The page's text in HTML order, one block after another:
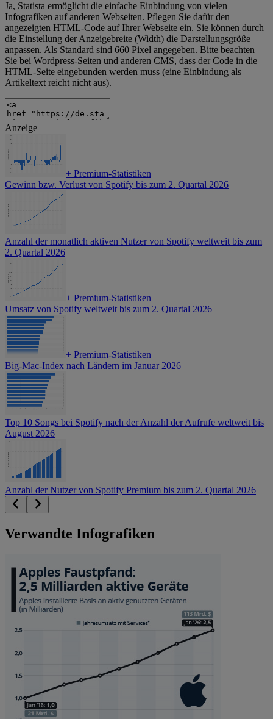
Ja, Statista ermöglicht die einfache Einbindung von vielen
Infografiken auf anderen Webseiten. Pflegen Sie dafür den
angezeigten HTML-Code auf Ihrer Webseite ein. Sie können durch
die Einstellung der Anzeigebreite (Width) die Darstellungsgröße
anpassen. Als Standard sind 660 Pixel angegeben. Bitte beachten
Sie bei Wordpress-Seiten und anderen CMS, dass der Code in die
HTML-Seite eingebunden werden muss (eine Einbindung als
Artikeltext reicht nicht aus).
Anzeige
+ Premium-Statistiken
Gewinn bzw. Verlust von Spotify bis zum 2. Quartal 2026
Anzahl der monatlich aktiven Nutzer von Spotify weltweit bis zum
2. Quartal 2026
+ Premium-Statistiken
Umsatz von Spotify weltweit bis zum 2. Quartal 2026
+ Premium-Statistiken
Big-Mac-Index nach Ländern im Januar 2026
Top 10 Songs bei Spotify nach der Anzahl der Aufrufe weltweit bis
August 2026
Anzahl der Nutzer von Spotify Premium bis zum 2. Quartal 2026
Verwandte Infografiken